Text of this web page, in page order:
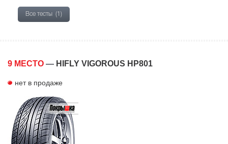
Все тесты (1)
9 МЕСТО — HIFLY VIGOROUS HP801
нет в продаже